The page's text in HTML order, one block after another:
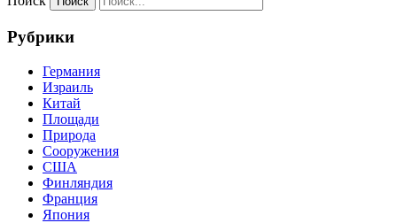
Рубрики
Германия
Израиль
Китай
Площади
Природа
Сооружения
США
Финляндия
Франция
Япония